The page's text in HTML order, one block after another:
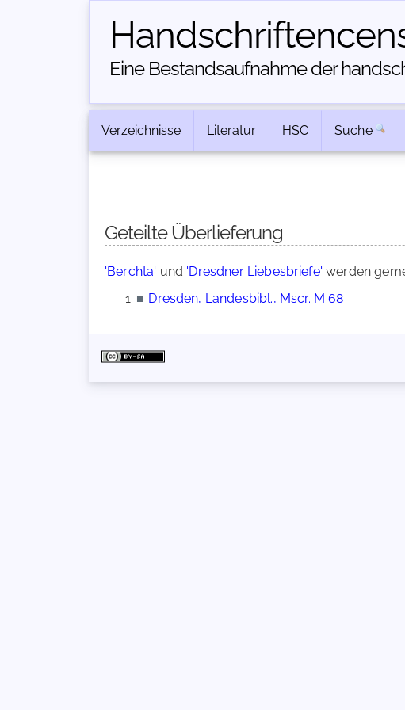
Eine Bestandsaufnahme der
Verzeichnisse Literatur HSC Suche
Geteilte Überlieferung
'Berchta' und 'Dresdner Liebesbriefe' werden
■ Dresden, Landesbibl., Mscr. M 68